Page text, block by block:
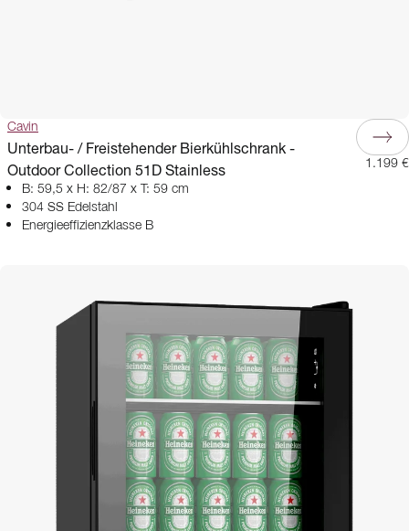
Cavin
Unterbau- / Freistehender Bierkühlschrank -
Outdoor Collection 51D Stainless
B: 59,5 x H: 82/87 x T: 59 cm
304 SS Edelstahl
Energieeffizienzklasse B
1.199 €